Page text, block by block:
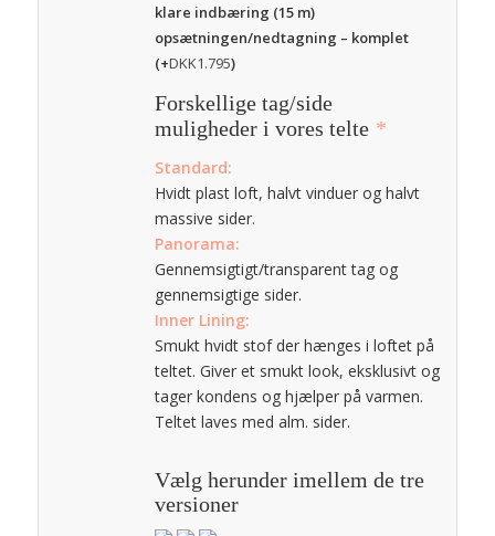
klare indbæring (15 m)
opsætningen/nedtagning – komplet
(+DKK1.795)
Forskellige tag/side
muligheder i vores telte *
Standard:
Hvidt plast loft, halvt vinduer og halvt
massive sider.
Panorama:
Gennemsigtigt/transparent tag og
gennemsigtige sider.
Inner Lining:
Smukt hvidt stof der hænges i loftet på
teltet. Giver et smukt look, eksklusivt og
tager kondens og hjælper på varmen.
Teltet laves med alm. sider.
Vælg herunder imellem de tre
versioner